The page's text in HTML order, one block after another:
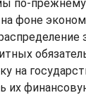
по-
фоне
на
их